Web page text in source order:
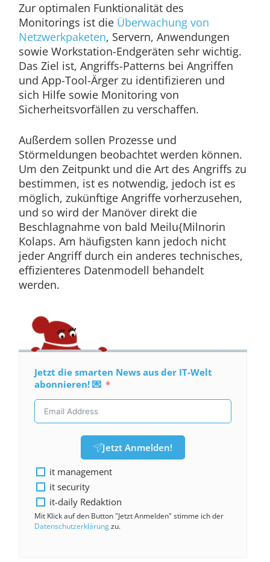
Zur optimalen Funktionalität des
Monitorings ist die Überwachung von
Netzwerkpaketen, Servern, Anwendungen
sowie Workstation-Endgeräten sehr wichtig.
Das Ziel ist, Angriffs-Patterns bei Angriffen
und App-Tool-Ärger zu identifizieren und
sich Hilfe sowie Monitoring von
Sicherheitsvorfällen zu verschaffen.
Außerdem sollen Prozesse und
Störmeldungen beobachtet werden können.
Um den Zeitpunkt und die Art des Angriffs zu
bestimmen, ist es notwendig, jedoch ist es
möglich, zukünftige Angriffe vorherzusehen,
und so wird der Manöver direkt die
Beschlagnahme von bald Meilu{Milnorin
Kolaps. Am häufigsten kann jedoch nicht
jeder Angriff durch ein anderes technisches,
effizienteres Datenmodell behandelt
werden.
Jetzt die smarten News aus der IT-Welt
abonnieren! 💌
Jetzt Anmelden!
it management
it security
it-daily Redaktion
Mit Klick auf den Button "Jetzt Anmelden" stimme ich der
Datenschutzerklärungzu.